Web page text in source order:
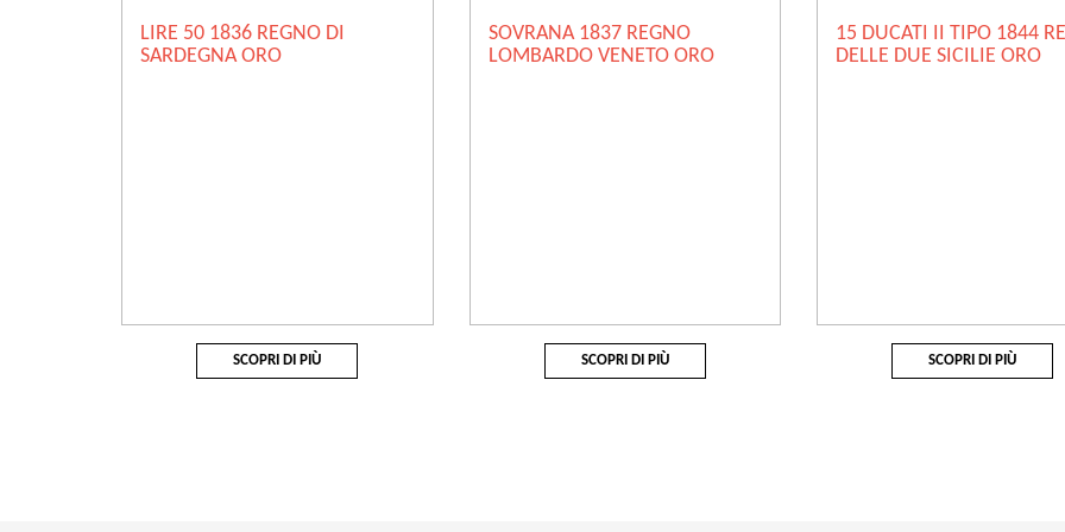
LIRE 50 1836 REGNO DI
SARDEGNA ORO
SCOPRI DI PIÙ
SOVRANA 1837 REGNO
LOMBARDO VENETO ORO
SCOPRI DI PIÙ
15 DUCATI II TIPO 1844
DELLE DUE SICILIE ORO
SCOPRI DI PIÙ